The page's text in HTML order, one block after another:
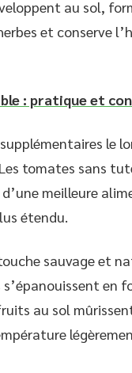
au sol,
et conserve
: pratique et
le
tomates sans
meilleure
étendu.
sauvage et
en
au sol